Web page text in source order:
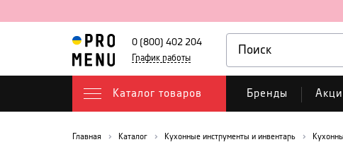
0 (800) 402 204
График работы
Каталог товаров Бренды
Главная Каталог Кухонные инструменты и инвентарь